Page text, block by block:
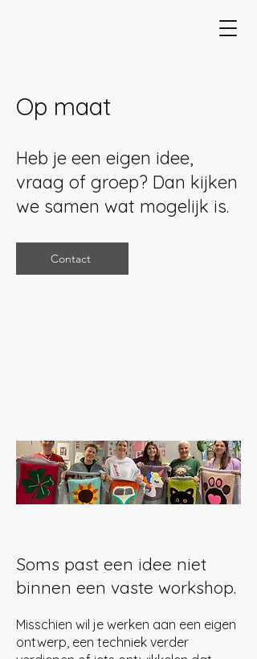
Op maat
Heb je een eigen idee,
vraag of groep? Dan kijken
we samen wat mogelijk is.
Contact
Soms past een idee niet
binnen een vaste workshop.
Misschien wil je werken aan een eigen
ontwerp, een techniek verder